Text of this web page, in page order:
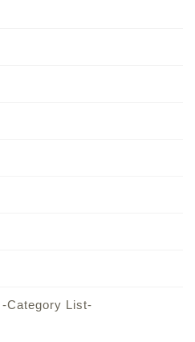
-Category List-